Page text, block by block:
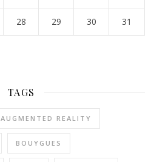
28 29 30 31
TAGS
AUGMENTED REALITY
BOUYGUES